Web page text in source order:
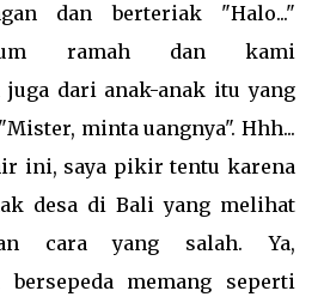
dan berteriak "Halo..."
ramah dan kami
juga dari anak-anak itu yang
minta uangnya". Hhh...
ini, saya pikir tentu karena
desa di Bali yang melihat
cara yang salah. Ya,
memang seperti